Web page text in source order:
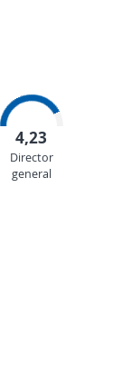
4,23
Director
general